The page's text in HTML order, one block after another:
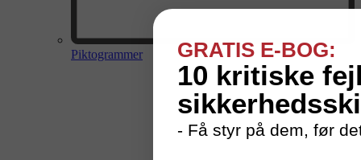
Piktogrammer GRATIS E-BOG:
10 kritiske
- Få styr på dem, før